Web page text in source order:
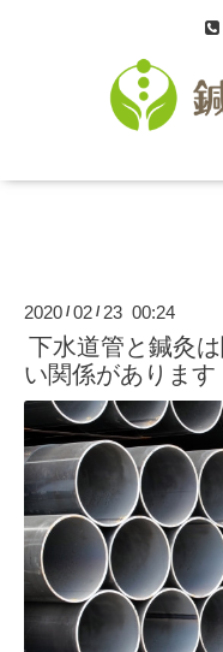
2020 /02 / 23 00:24
下水道管と鍼灸
い関係があります